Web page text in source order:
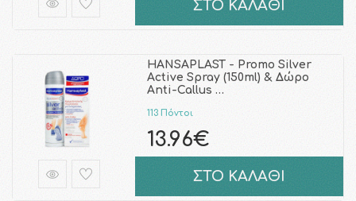
ΣΤΟ ΚΑΛΑΘΙ
HANSAPLAST - Promo Silver
Active Spray (150ml) & Δώρο
Anti-Callus …
113 Πόντοι
13.96€
ΣΤΟ ΚΑΛΑΘΙ